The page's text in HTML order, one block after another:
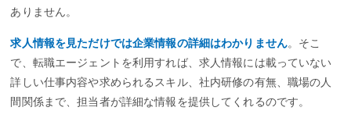
ありません。
求人情報を見ただけでは企業情報の詳細はわかりません。そこ
で、転職エージェントを利用すれば、求人情報には載っていない
詳しい仕事内容や求められるスキル、社内研修の有無、職場の人
間関係まで、担当者が詳細な情報を提供してくれるのです。